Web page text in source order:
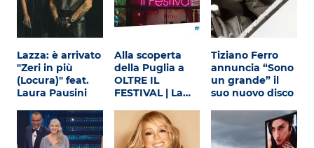
Lazza: è arrivato
"Zeri in più
(Locura)" feat.
Laura Pausini
Alla scoperta
della Puglia a
OLTRE IL
FESTIVAL | La…
Tiziano Ferro
annuncia “Sono
un grande” il
suo nuovo disco